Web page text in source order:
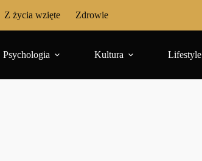
Z życia wzięte Zdrowie
Psychologia Kultura Lifestyle